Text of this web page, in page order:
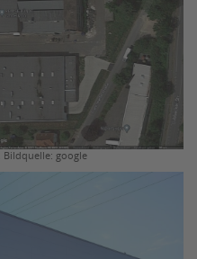
Bildquelle: google